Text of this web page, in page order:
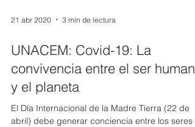
21 abr 2020 3 min de lectura